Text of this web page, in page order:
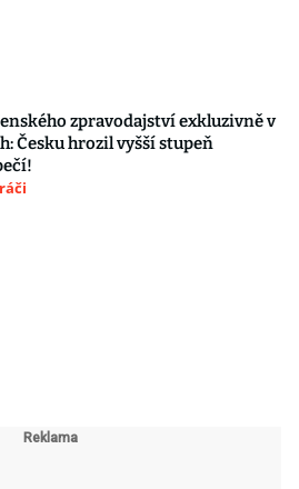
zpravodajství exkluzivně v
Česku hrozil vyšší stupeň